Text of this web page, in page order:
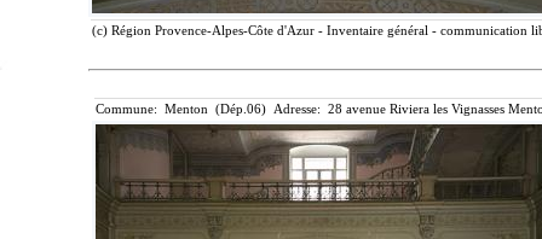
(c) Région Provence-Alpes-Côte d'Azur - Inventaire général - communication
Commune: Menton (Dép.06) Adresse: 28 avenue Riviera les Vignasses